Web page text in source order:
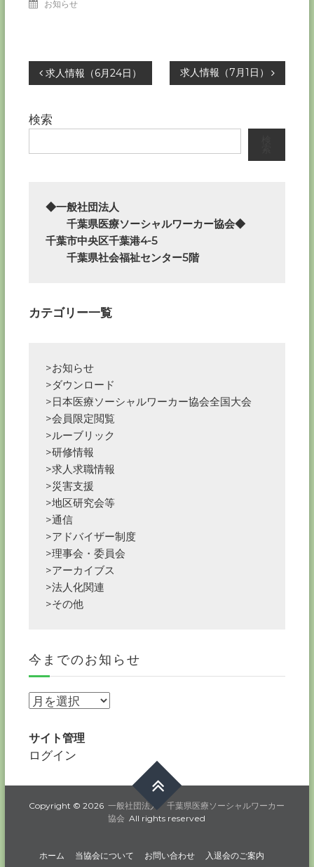
お知らせ
投
稿
ゲ
ー
求人情報（6月24日） 求人情報（7月1日）
検索
◆一般社団法人
千葉県医療ソーシャルワーカー協会◆
千葉市中央区千葉港4-5
千葉県社会福祉センター5階
カテゴリー一覧
>お知らせ
>ダウンロード
>日本医療ソーシャルワーカー協会全国大会
>会員限定閲覧
>ルーブリック
>研修情報
>求人求職情報
>災害支援
>地区研究会等
>通信
>アドバイザー制度
>理事会・委員会
>アーカイブス
>法人化関連
>その他
今までのお知らせ
今
で
の
知
ら
サイト管理
ログイン
Copyright © 2026一般社団法人 千葉県医療ソーシャルワーカー
協会 All rights reserved
ホーム 当協会について お問い合わせ 入退会のご案内